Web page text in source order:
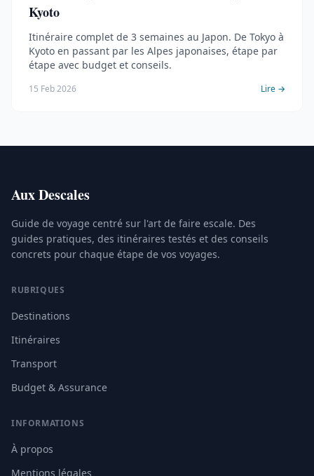
Kyoto
Itinéraire complet de 3 semaines au Japon. De Tokyo à
Kyoto en passant par les Alpes japonaises, étape par
étape avec budget et conseils.
15 Feb 2026 Lire →
Aux Descales
Guide de voyage centré sur l'art de faire escale. Des
guides pratiques, des itinéraires testés et des conseils
concrets pour chaque étape de vos voyages.
RUBRIQUES
Destinations
Itinéraires
Transport
Budget & Assurance
INFORMATIONS
À propos
Mentions légales